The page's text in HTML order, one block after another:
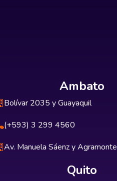
Ambato
Bolívar 2035 y Guayaquil
(+593) 3 299 4560
Av. Manuela Sáenz y Agramonte
Quito